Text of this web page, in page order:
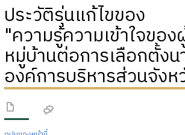
ประวัติรุ่นแก้ไขของ
"ความรู้ความเข้าใจของ
หมู่บ้านต่อการเลือกตั้งน
องค์การบริหารส่วนจังห